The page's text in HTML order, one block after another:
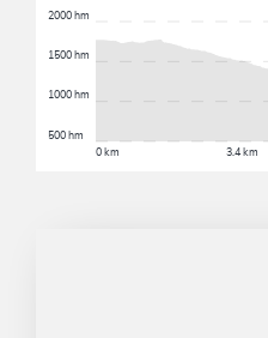
0 km 3.4 km
500 hm
1000 hm
1500 hm
2000 hm